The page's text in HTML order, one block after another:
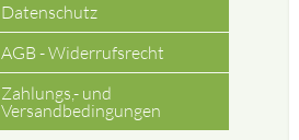
Datenschutz
AGB - Widerrufsrecht
Zahlungs,- und
Versandbedingungen